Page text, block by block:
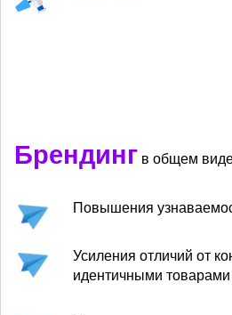
Брендинг в общем
Повышения
Усиления отличий от
идентичными